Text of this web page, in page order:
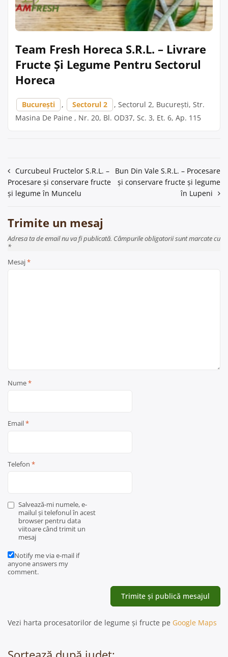
Team Fresh Horeca S.R.L. – Livrare
Fructe Și Legume Pentru Sectorul
Horeca
București , Sectorul 2
, Sectorul 2, București, Str.
Masina De Paine , Nr. 20, Bl. OD37, Sc. 3, Et. 6, Ap. 115
Navigare
în
Curcubeul Fructelor S.R.L. –
Procesare și conservare fructe
și legume în Muncelu
Bun Din Vale S.R.L. – Procesare
și conservare fructe și legume
în Lupeni
Trimite un mesaj
Adresa ta de email nu va fi publicată. Câmpurile obligatorii sunt marcate cu
*
Mesaj*
Nume*
Email*
Telefon *
Salvează-mi numele, e-
mailul și telefonul în acest
browser pentru data
viitoare când trimit un
mesaj
Notify me via e-mail if
anyone answers my
comment.
Vezi harta procesatorilor de legume și fructe pe Google Maps